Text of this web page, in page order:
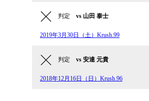
判定 vs 山田 泰士
2019年3月30日（土）Krush.99
判定 vs 安達 元貴
2018年12月16日（日）Krush.96